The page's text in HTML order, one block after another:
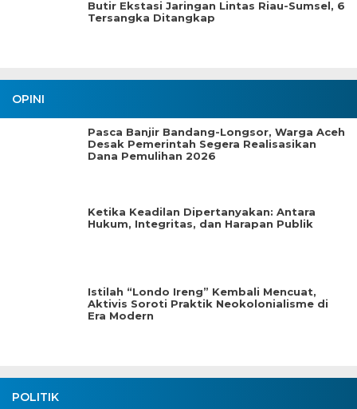
Butir Ekstasi Jaringan Lintas Riau-Sumsel, 6
Tersangka Ditangkap
OPINI
Pasca Banjir Bandang-Longsor, Warga Aceh
Desak Pemerintah Segera Realisasikan
Dana Pemulihan 2026
Ketika Keadilan Dipertanyakan: Antara
Hukum, Integritas, dan Harapan Publik
Istilah “Londo Ireng” Kembali Mencuat,
Aktivis Soroti Praktik Neokolonialisme di
Era Modern
POLITIK